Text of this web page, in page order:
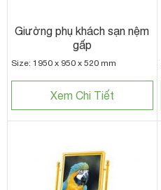
Giường phụ khách sạn nệm
gấp
Size: 1950 x 950 x 520 mm
Xem Chi Tiết